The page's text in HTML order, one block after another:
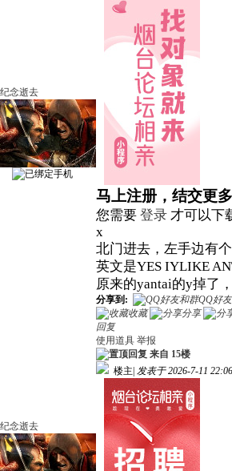
纪念逝去
马上注册，结交更
您需要 登录 才可以下
x
北门进去，左手边有
英文是YES IYLIKE
原来的yantai的y掉了
分享到:
QQ好
收藏
分享
回复
使用道具 举报
纪念逝去
来自 15楼
楼主 发表于 2026-7-11 22:06